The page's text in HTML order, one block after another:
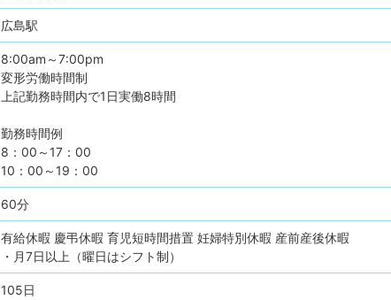
広島駅
8:00am～7:00pm
変形労働時間制
上記勤務時間内で1日実働8時間
勤務時間例
8：00～17：00
10：00～19：00
60分
有給休暇 慶弔休暇 育児短時間措置 妊婦特別休暇 産前産後休暇
・月7日以上（曜日はシフト制）
105日